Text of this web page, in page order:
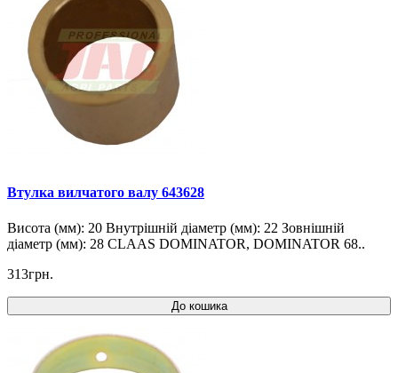
Втулка вилчатого валу 643628
Висота (мм): 20 Внутрішній діаметр (мм): 22 Зовнішній
діаметр (мм): 28 CLAAS DOMINATOR, DOMINATOR 68..
313грн.
До кошика